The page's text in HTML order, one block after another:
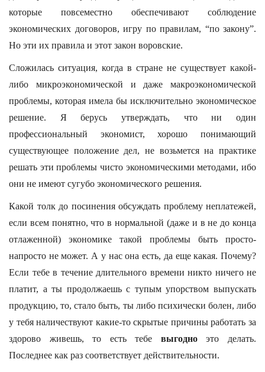
которые повсеместно обеспечивают соблюдение
экономических договоров, игру по правилам, “по закону”.
Но эти их правила и этот закон воровские.
Сложилась ситуация, когда в стране не существует какой-
либо микроэкономической и даже макроэкономической
проблемы, которая имела бы исключительно экономическое
решение. Я берусь утверждать, что ни один
профессиональный экономист, хорошо понимающий
существующее положение дел, не возьмется на практике
решать эти проблемы чисто экономическими методами, ибо
они не имеют сугубо экономического решения.
Какой толк до посинения обсуждать проблему неплатежей,
если всем понятно, что в нормальной (даже и в не до конца
отлаженной) экономике такой проблемы быть просто-
напросто не может. А у нас она есть, да еще какая. Почему?
Если тебе в течение длительного времени никто ничего не
платит, а ты продолжаешь с тупым упорством выпускать
продукцию, то, стало быть, ты либо психически болен, либо
у тебя наличествуют какие-то скрытые причины работать за
здорово живешь, то есть тебе выгодноэто делать.
Последнее как раз соответствует действительности.